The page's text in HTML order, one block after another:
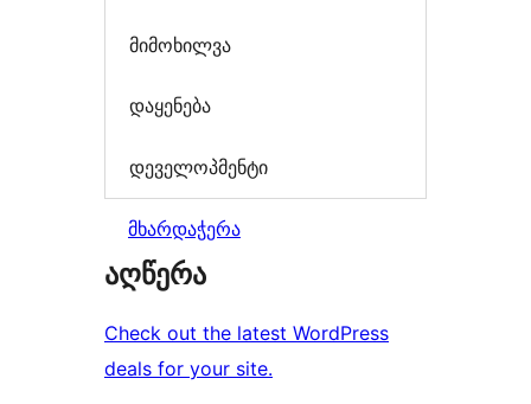
მიმოხილვა
დაყენება
დეველოპმენტი
მხარდაჭერა
აღწერა
Check out the latest WordPress
deals for your site.